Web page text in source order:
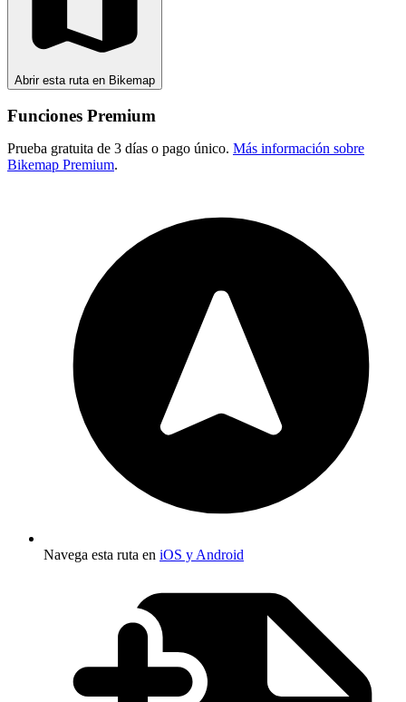
Abrir esta ruta en Bikemap
Funciones Premium
Prueba gratuita de 3 días o pago único. Más información sobre
Bikemap Premium.
Navega esta ruta en iOS y Android